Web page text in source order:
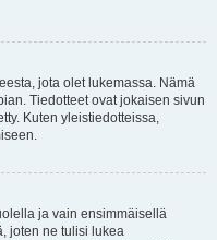
jota olet lukemassa. Nämä
Tiedotteet ovat jokaisen sivun
Kuten yleistiedotteissa,
ja vain ensimmäisellä
joten ne tulisi lukea